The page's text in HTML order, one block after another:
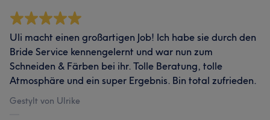
Uli macht einen großartigen Job! Ich habe sie durch den
Bride Service kennengelernt und war nun zum
Schneiden & Färben bei ihr. Tolle Beratung, tolle
Atmosphäre und ein super Ergebnis. Bin total zufrieden.
Gestylt von Ulrike